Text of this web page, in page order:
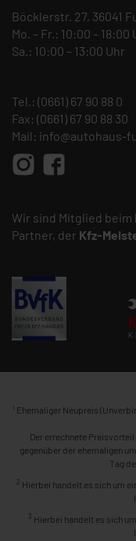
Böcklerstr. 27, 36041
Mo. – Fr.: 10:00 – 18:00
Sa.: 10:00 – 13:00 Uhr
Tel.: (0661) 67 90 88 0
Fax: (0661) 67 90 88 30
Mail: info@autohaus-
Wir sind Mitglied beim
Partner, der Kfz-
1 Ehemaliger Neupreis
Der errechnete
gegenüber der ehemaligen
Tag
2 Hierbei handelt es sich um
3 Hierbei handelt es sich